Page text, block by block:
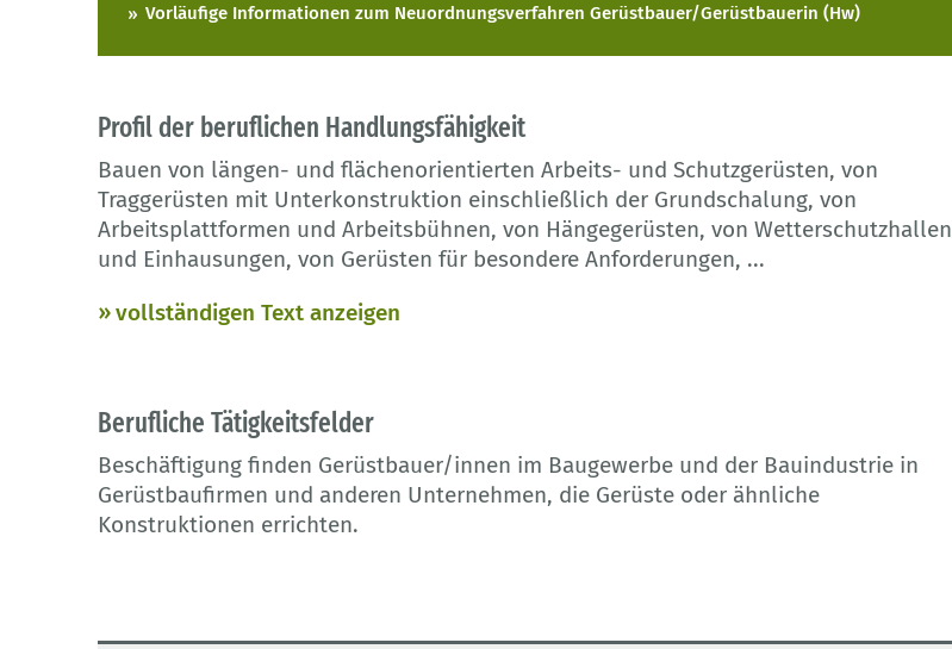
Vorläufige Informationen zum Neuordnungsverfahren Gerüstbauer/Gerüstbauerin (Hw)
Profil der beruflichen Handlungsfähigkeit
Bauen von längen- und flächenorientierten Arbeits- und Schutzgerüsten, von
Traggerüsten mit Unterkonstruktion einschließlich der Grundschalung, von
Arbeitsplattformen und Arbeitsbühnen, von Hängegerüsten, von Wetterschutzhallen
und Einhausungen, von Gerüsten für besondere Anforderungen, ...
vollständigen Text anzeigen
Berufliche Tätigkeitsfelder
Beschäftigung finden Gerüstbauer/innen im Baugewerbe und der Bauindustrie in
Gerüstbaufirmen und anderen Unternehmen, die Gerüste oder ähnliche
Konstruktionen errichten.